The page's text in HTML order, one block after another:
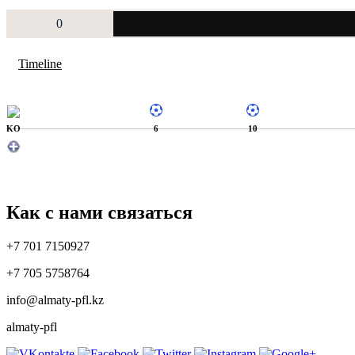
0
Timeline
KO 6 10
Как с нами связаться
+7 701 7150927
+7 705 5758764
info@almaty-pfl.kz
almaty-pfl